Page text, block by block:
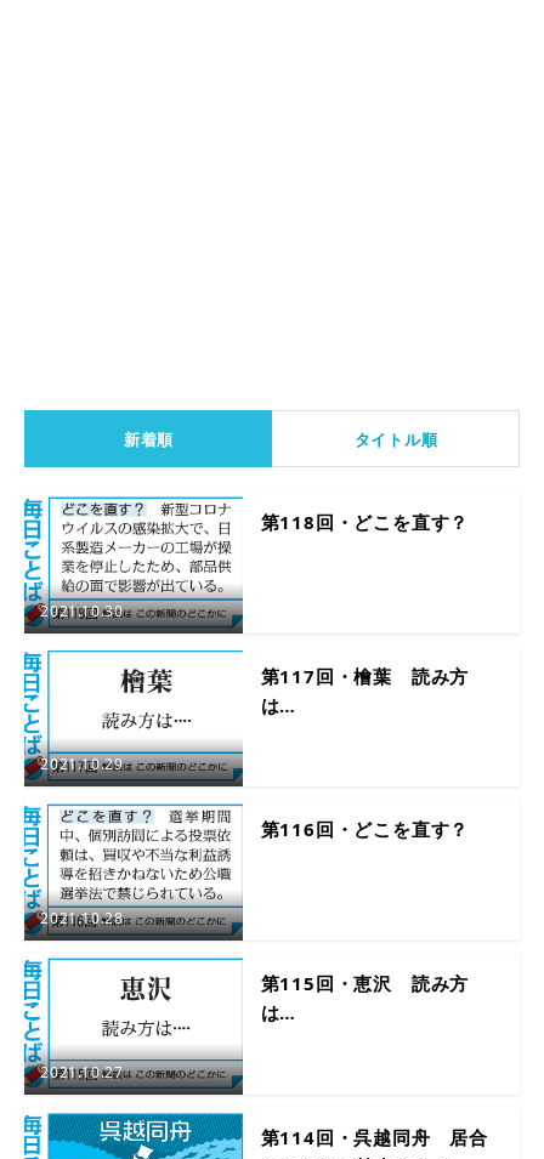
新着順 タイトル順
2021.10.30
第118回・どこを直す？
2021.10.29
第117回・檜葉 読み方
は…
2021.10.28
第116回・どこを直す？
2021.10.27
第115回・恵沢 読み方
は…
第114回・呉越同舟 居合